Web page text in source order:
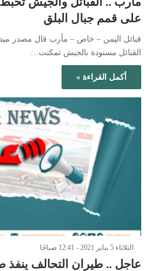
على قمم جبال البلق
قبائل اليمن – خاص – مأرب قال مصدر
القبائل مسنودة بالجيش تمكنت…
أكمل القراءة »
الثلاثاء 5 يناير 2021 - 12:41 صباحًا
عاجل .. طيران التحالف